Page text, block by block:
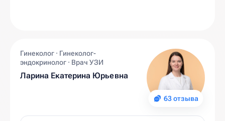
63 отзыва
Гинеколог · Гинеколог-
эндокринолог · Врач УЗИ
Ларина Екатерина Юрьевна